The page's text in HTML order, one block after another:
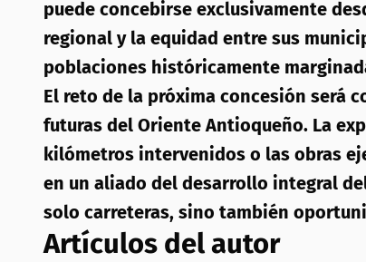
puede concebirse exclusivamente
regional y la equidad entre sus
poblaciones históricamente
El reto de la próxima concesión será
futuras del Oriente Antioqueño. La
kilómetros intervenidos o las obras
en un aliado del desarrollo integral
solo carreteras, sino también
Artículos del autor